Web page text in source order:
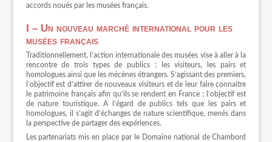
accords noués par les musées français.
I – Un nouveau marché international pour les
musées français
Traditionnellement, l’action internationale des musées vise à aller à la
rencontre de trois types de publics : les visiteurs, les pairs et
homologues ainsi que les mécènes étrangers. S’agissant des premiers,
l’objectif est d’attirer de nouveaux visiteurs et de leur faire connaitre
le patrimoine français afin qu’ils se rendent en France ; l’objectif est
de nature touristique. A l’égard de publics tels que les pairs et
homologues, il s’agit d’échanges de nature scientifique, menés dans
la perspective de partager des expériences.
Les partenariats mis en place par le Domaine national de Chambord